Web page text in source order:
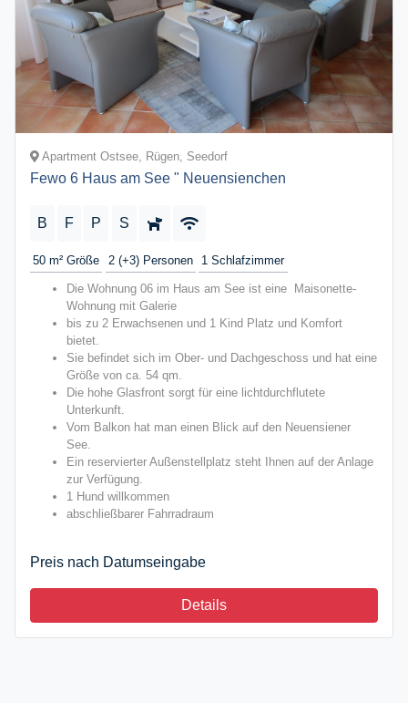
Apartment Ostsee, Rügen, Seedorf
Fewo 6 Haus am See " Neuensienchen
B F P S
50 m² Größe 2 (+3) Personen 1 Schlafzimmer
Die Wohnung 06 im Haus am See ist eine Maisonette-
Wohnung mit Galerie
bis zu 2 Erwachsenen und 1 Kind Platz und Komfort
bietet.
Sie befindet sich im Ober- und Dachgeschoss und hat eine
Größe von ca. 54 qm.
Die hohe Glasfront sorgt für eine lichtdurchflutete
Unterkunft.
Vom Balkon hat man einen Blick auf den Neuensiener
See.
Ein reservierter Außenstellplatz steht Ihnen auf der Anlage
zur Verfügung.
1 Hund willkommen
abschließbarer Fahrradraum
Preis nach Datumseingabe
Details